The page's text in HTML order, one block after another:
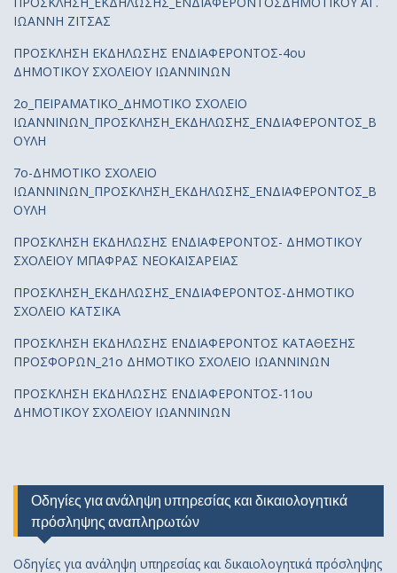
ΙΩΑΝΝΗ ΖΙΤΣΑΣ
ΠΡΟΣΚΛΗΣΗ ΕΚΔΗΛΩΣΗΣ ΕΝΔΙΑΦΕΡΟΝΤΟΣ-4ου
ΔΗΜΟΤΙΚΟΥ ΣΧΟΛΕΙΟΥ ΙΩΑΝΝΙΝΩΝ
2ο_ΠΕΙΡΑΜΑΤΙΚΟ_ΔΗΜΟΤΙΚΟ ΣΧΟΛΕΙΟ
ΙΩΑΝΝΙΝΩΝ_ΠΡΟΣΚΛΗΣΗ_ΕΚΔΗΛΩΣΗΣ_ΕΝΔΙΑΦΕΡΟΝΤΟΣ_Β
ΟΥΛΗ
7ο-ΔΗΜΟΤΙΚΟ ΣΧΟΛΕΙΟ
ΙΩΑΝΝΙΝΩΝ_ΠΡΟΣΚΛΗΣΗ_ΕΚΔΗΛΩΣΗΣ_ΕΝΔΙΑΦΕΡΟΝΤΟΣ_Β
ΟΥΛΗ
ΠΡΟΣΚΛΗΣΗ ΕΚΔΗΛΩΣΗΣ ΕΝΔΙΑΦΕΡΟΝΤΟΣ- ΔΗΜΟΤΙΚΟΥ
ΣΧΟΛΕΙΟΥ ΜΠΑΦΡΑΣ ΝΕΟΚΑΙΣΑΡΕΙΑΣ
ΠΡΟΣΚΛΗΣΗ_ΕΚΔΗΛΩΣΗΣ_ΕΝΔΙΑΦΕΡΟΝΤΟΣ-ΔΗΜΟΤΙΚΟ
ΣΧΟΛΕΙΟ ΚΑΤΣΙΚΑ
ΠΡΟΣΚΛΗΣΗ ΕΚΔΗΛΩΣΗΣ ΕΝΔΙΑΦΕΡΟΝΤΟΣ ΚΑΤΑΘΕΣΗΣ
ΠΡΟΣΦΟΡΩΝ_21ο ΔΗΜΟΤΙΚΟ ΣΧΟΛΕΙΟ ΙΩΑΝΝΙΝΩΝ
ΠΡΟΣΚΛΗΣΗ ΕΚΔΗΛΩΣΗΣ ΕΝΔΙΑΦΕΡΟΝΤΟΣ-11ου
ΔΗΜΟΤΙΚΟΥ ΣΧΟΛΕΙΟΥ ΙΩΑΝΝΙΝΩΝ
Οδηγίες για ανάληψη υπηρεσίας και δικαιολογητικά
πρόσληψης αναπληρωτών
Οδηγίες για ανάληψη υπηρεσίας και δικαιολογητικά πρόσληψης